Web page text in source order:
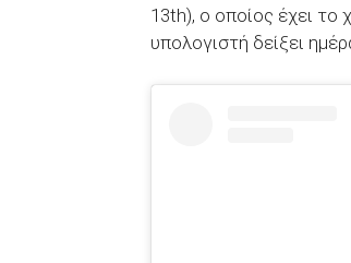
13th), ο οποίος έχει το
υπολογιστή δείξει